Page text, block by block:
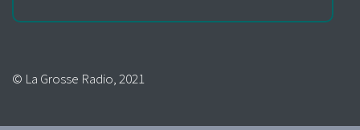
© La Grosse Radio, 2021